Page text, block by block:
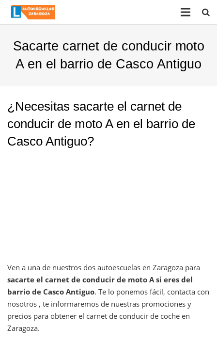
Sacarte carnet de conducir moto
A en el barrio de Casco Antiguo
¿Necesitas sacarte el carnet de
conducir de moto A en el barrio de
Casco Antiguo?
Ven a una de nuestros dos autoescuelas en Zaragoza para
sacarte el carnet de conducir de moto A si eres del
barrio de Casco Antiguo. Te lo ponemos fácil, contacta con
nosotros , te informaremos de nuestras promociones y
precios para obtener el carnet de conducir de coche en
Zaragoza.